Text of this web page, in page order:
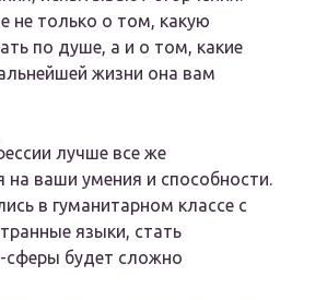
не только о том, какую
по душе, а и о том, какие
жизни она вам
лучше все же
на ваши умения и способности.
в гуманитарном классе с
языки, стать
сферы будет сложно